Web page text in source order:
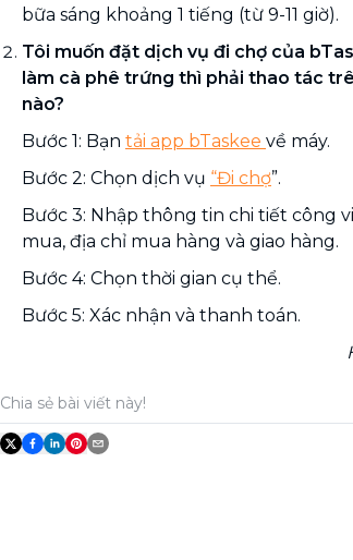
bữa sáng khoảng 1 tiếng (từ 9-11 giờ).
Tôi muốn đặt dịch vụ đi chợ của
làm cà phê trứng thì phải thao tác
nào?
Bước 1: Bạn tải app bTaskee về máy.
Bước 2: Chọn dịch vụ “Đi chợ”.
Bước 3: Nhập thông tin chi tiết công
mua, địa chỉ mua hàng và giao hàng.
Bước 4: Chọn thời gian cụ thể.
Bước 5: Xác nhận và thanh toán.
Chia sẻ bài viết này!